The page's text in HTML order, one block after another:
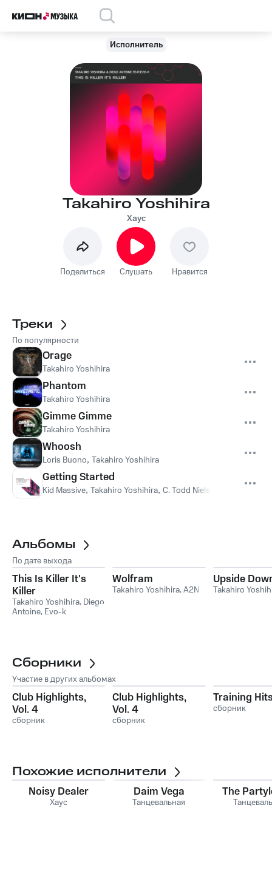
Исполнитель
Takahiro Yoshihira
Хаус
Поделиться Слушать Нравится
Треки
По популярности
Orage
Takahiro Yoshihira
Phantom
Takahiro Yoshihira
Gimme Gimme
Takahiro Yoshihira
Whoosh
Loris Buono, Takahiro Yoshihira
Getting Started
Kid Massive, Takahiro Yoshihira, C. Todd Nielsen
Альбомы
По дате выхода
This Is Killer It's
Killer
Takahiro Yoshihira, Diego
Antoine, Evo-k
Wolfram
Takahiro Yoshihira,A2N
Upside
Takahiro
Сборники
Участие в других альбомах
Club Highlights,
Vol. 4
сборник
Club Highlights,
Vol. 4
сборник
Training
сборник
Похожие исполнители
Noisy Dealer
Хаус
Daim Vega
Танцевальная
The